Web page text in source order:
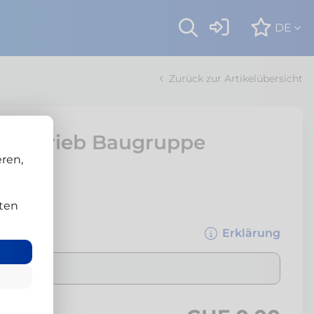
DE
Zurück zur Artikelübersicht
Antrieb Baugruppe
Erklärung